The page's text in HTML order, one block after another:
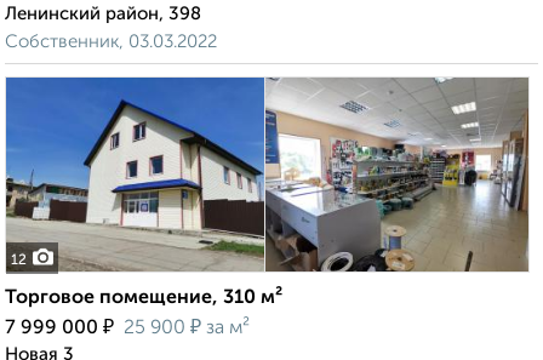
Ленинский район, 398
Собственник, 03.03.2022
12
Торговое помещение, 310 м²
7 999 000 ₽ 25 900 ₽ за м²
Новая 3